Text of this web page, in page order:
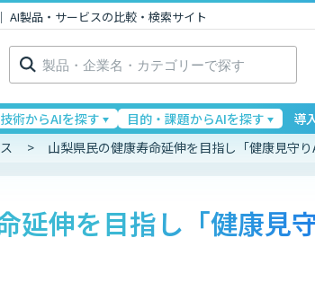
AI製品・サービスの比較・検索サイト
検
索:
術からAIを探す 目的・課題からAIを探す 導
山梨県民の健康寿命延伸を目指し「健康見守
延伸を目指し「健康見